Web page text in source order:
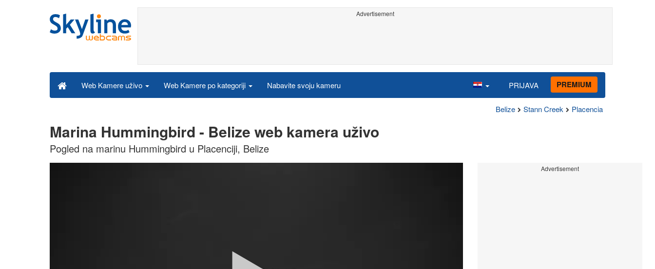
Advertisement
Web Kamere uživo Web Kamere po kategoriji Nabavite svoju kameru PRIJAVA PREMIUM
Belize Stann Creek Placencia
Marina Hummingbird - Belize web kamera uživo
Pogled na marinu Hummingbird u Placenciji, Belize
Advertisement